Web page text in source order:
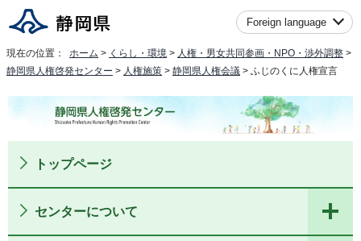
Foreign language
現在の位置： ホーム > くらし・環境 > 人権・男女共同参画・NPO・渉外調整 >
静岡県人権啓発センター > 人権施策 > 静岡県人権会議 > ふじのくに人権宣言
トップページ
センターについて